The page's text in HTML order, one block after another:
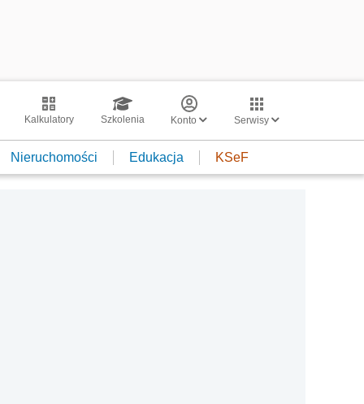
Kalkulatory Szkolenia Konto Serwisy
Nieruchomości Edukacja KSeF